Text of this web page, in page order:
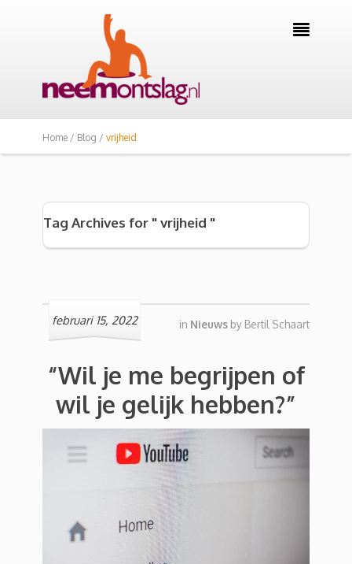

Home / Blog / vrijheid
Tag Archives for " vrijheid "
februari 15, 2022 in Nieuws by Bertil Schaart
“Wil je me begrijpen of
wil je gelijk hebben?”